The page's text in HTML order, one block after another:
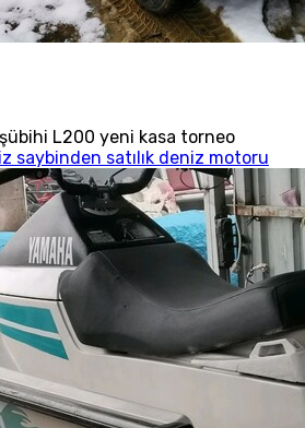
L200 yeni kasa torneo
saybinden satılık deniz motoru